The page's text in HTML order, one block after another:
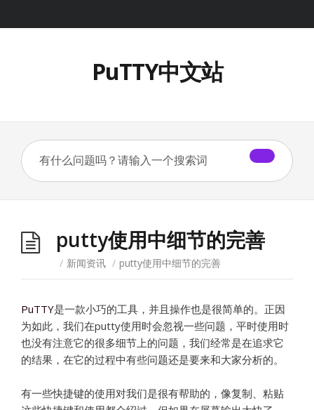
PuTTY中文站
putty使用中细节的完善
/ 新闻资讯 / putty使用中细节的完善
PuTTY是一款小巧的工具，并且操作也是很简单的。正因
为如此，我们在putty使用时会忽视一些问题，平时使用时
也没有注意它的很多细节上的问题，我们经常是在追求它
的结果，在它的过程中有些问题还是要来和大家分析的。
有一些快捷键的使用对我们是很有帮助的，像复制、粘贴